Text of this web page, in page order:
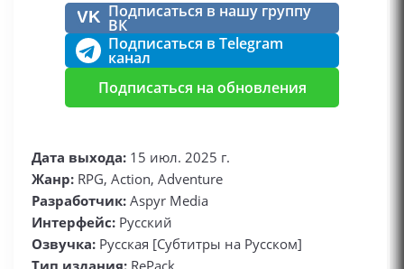
VK Подписаться в нашу группу
ВК
Подписаться в Telegram
канал
Подписаться на обновления
Дата выхода: 15 июл. 2025 г.
Жанр: RPG, Action, Adventure
Разработчик: Aspyr Media
Интерфейс: Русский
Озвучка: Русская [Субтитры на Русском]
Тип издания: RePack